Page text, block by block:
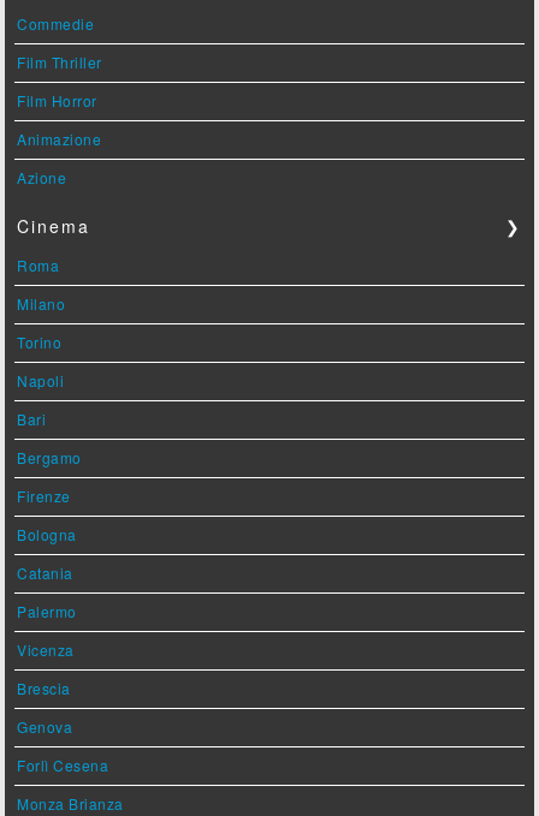
Commedie
Film Thriller
Film Horror
Animazione
Azione
Cinema ❯
Roma
Milano
Torino
Napoli
Bari
Bergamo
Firenze
Bologna
Catania
Palermo
Vicenza
Brescia
Genova
Forlì Cesena
Monza Brianza